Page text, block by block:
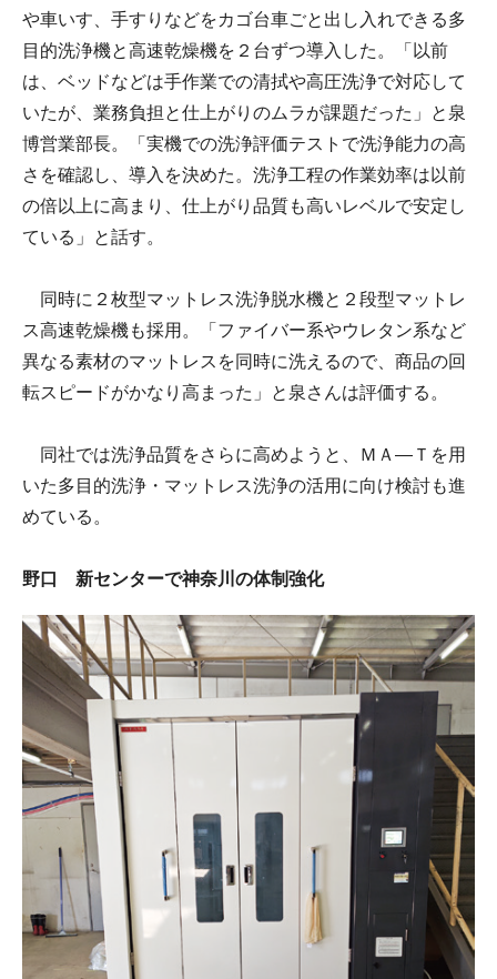
や車いす、手すりなどをカゴ台車ごと出し入れできる多
目的洗浄機と高速乾燥機を２台ずつ導入した。「以前
は、ベッドなどは手作業での清拭や高圧洗浄で対応して
いたが、業務負担と仕上がりのムラが課題だった」と泉
博営業部長。「実機での洗浄評価テストで洗浄能力の高
さを確認し、導入を決めた。洗浄工程の作業効率は以前
の倍以上に高まり、仕上がり品質も高いレベルで安定し
ている」と話す。
同時に２枚型マットレス洗浄脱水機と２段型マットレ
ス高速乾燥機も採用。「ファイバー系やウレタン系など
異なる素材のマットレスを同時に洗えるので、商品の回
転スピードがかなり高まった」と泉さんは評価する。
同社では洗浄品質をさらに高めようと、ＭＡ―Ｔを用
いた多目的洗浄・マットレス洗浄の活用に向け検討も進
めている。
野口 新センターで神奈川の体制強化